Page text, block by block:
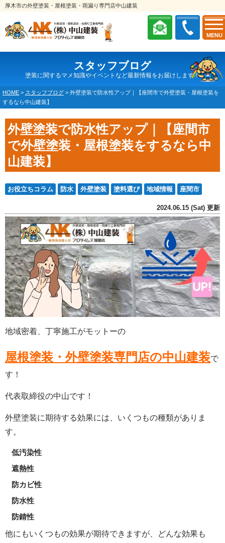
MENU
厚木市の外壁塗装・屋根塗装・雨漏り専門店中山建装
スタッフブログ
塗装に関するマメ知識やイベントなど最新情報をお届けします！
HOME > スタッフブログ > 外壁塗装で防水性アップ｜【座間市で外壁塗装・屋根塗装を
するなら中山建装】
外壁塗装で防水性アップ｜【座間市
で外壁塗装・屋根塗装をするなら中
山建装】
お役立ちコラム 防水 外壁塗装 塗料選び 地域情報 座間市
2024.06.15 (Sat) 更新
地域密着、丁寧施工がモットーの
屋根塗装・外壁塗装専門店の中山建装で
す！
代表取締役の中山です！
外壁塗装に期待する効果には、いくつもの種類がありま
す。
低汚染性
遮熱性
防カビ性
防水性
防錆性
他にもいくつもの効果が期待できますが、どんな効果も